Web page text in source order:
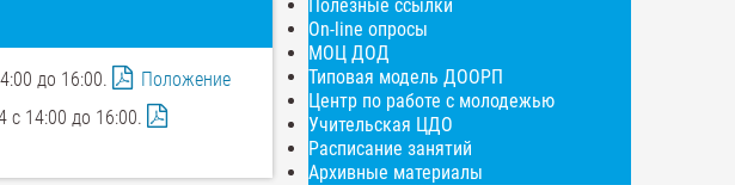
до 16:00.
Положение
14:00 до 16:00.
Полезные ссылки
On-line опросы
МОЦ ДОД
Типовая модель ДООРП
Центр по работе с молодежью
Учительская ЦДО
Расписание занятий
Архивные материалы